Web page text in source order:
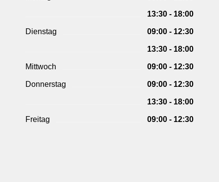
13:30 - 18:00
Dienstag 09:00 - 12:30
13:30 - 18:00
Mittwoch 09:00 - 12:30
Donnerstag 09:00 - 12:30
13:30 - 18:00
Freitag 09:00 - 12:30